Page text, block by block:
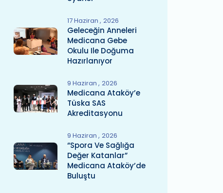
17 Haziran 2026
Geleceğin Anneleri
Medicana Gebe
Okulu Ile Doğuma
Hazırlanıyor
9 Haziran 2026
Medicana Ataköy’e
Tüska SAS
Akreditasyonu
9 Haziran 2026
“Spora Ve Sağlığa
Değer Katanlar”
Medicana Ataköy’de
Buluştu